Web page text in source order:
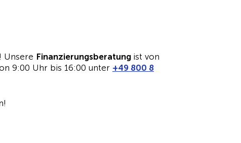
Unsere Finanzierungsberatung ist von
9:00 Uhr bis 16:00 unter +49 800 8